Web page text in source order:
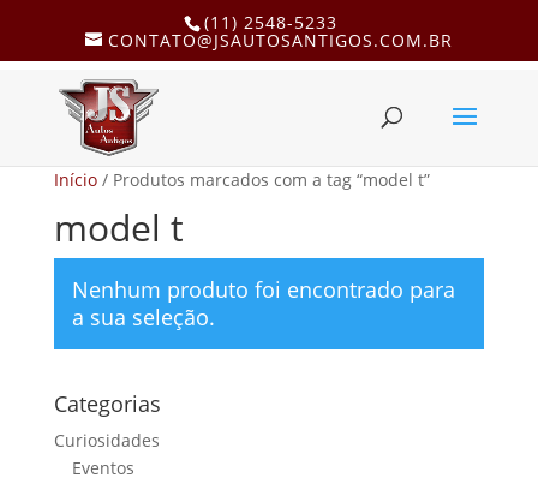
(11) 2548-5233
CONTATO@JSAUTOSANTIGOS.COM.BR
Início/ Produtos marcados com a tag “model t”
model t
Nenhum produto foi encontrado para
a sua seleção.
Categorias
Curiosidades
Eventos